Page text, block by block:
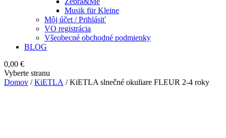
Musik für Kleine
Môj účet / Prihlásiť
VO registrácia
Všeobecné obchodné podmienky
BLOG
0,00 €
Vyberte stranu
Domov /KiETLA / KiETLA slnečné okuliare FLEUR 2-4 roky